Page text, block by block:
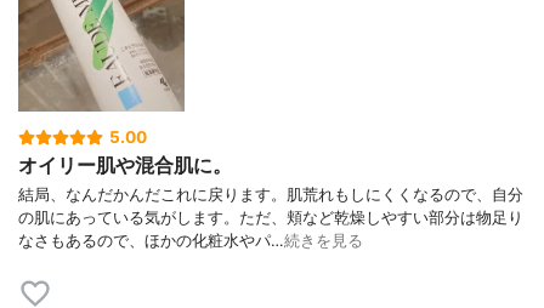
5.00
オイリー肌や混合肌に。
結局、なんだかんだこれに戻ります。肌荒れもしにくくなるので、自分
の肌にあっている気がします。ただ、頬など乾燥しやすい部分は物足り
なさもあるので、ほかの化粧水やパ…続きを見る